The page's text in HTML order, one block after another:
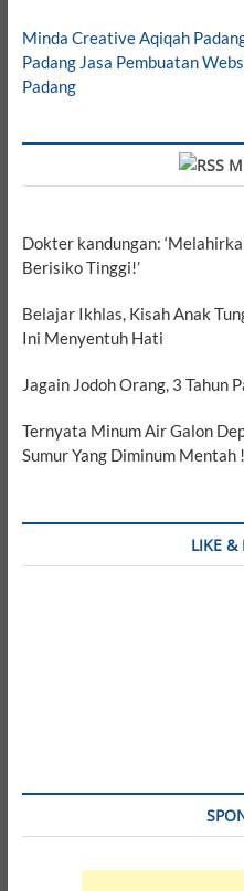
Minda Creative Aqiqah
Padang Jasa Pembuatan
Padang
Dokter kandungan:
Berisiko Tinggi!’
Belajar Ikhlas, Kisah Anak
Ini Menyentuh Hati
Jagain Jodoh Orang, 3 Tahun
Ternyata Minum Air Galon
Sumur Yang Diminum Mentah
LIKE &